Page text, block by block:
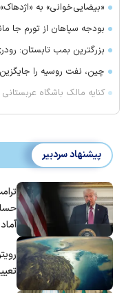
«بیضایی‌خوانی» به
بودجه سپاهان از تورم جا
بزرگترین بمب تابستان:
چین، نفت روسیه را
کنایه مالک باشگاه
پیشنهاد سردبیر